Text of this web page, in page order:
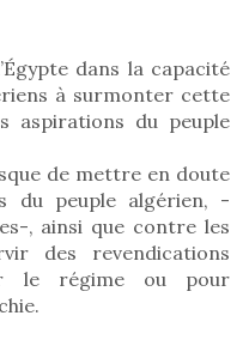
dans la capacité
à surmonter cette
aspirations du peuple
de mettre en doute
du peuple algérien, -
, ainsi que contre les
des revendications
le régime ou pour